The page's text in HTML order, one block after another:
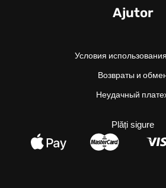
Ajutor
Условия
Возвраты и
Неудачный
Plăți sigure